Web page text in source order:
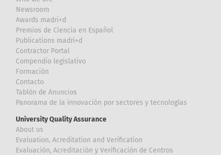
Newsroom
Awards madri+d
Premios de Ciencia en Español
Publications madri+d
Contractor Portal
Compendio legislativo
Formación
Contacto
Tablón de Anuncios
Panorama de la innovación por sectores y tecnologías
University Quality Assurance
About us
Evaluation, Acreditation and Verification
Evaluación, Acreditación y Verificación de Centros